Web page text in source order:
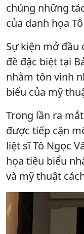
chúng những
của danh họa
Sự kiện mở đầu
đề đặc biệt tại
nhằm tôn vinh
biểu của mỹ
Trong lần ra
được tiếp cận
liệt sĩ Tô Ngọc
họa tiêu biểu
và mỹ thuật